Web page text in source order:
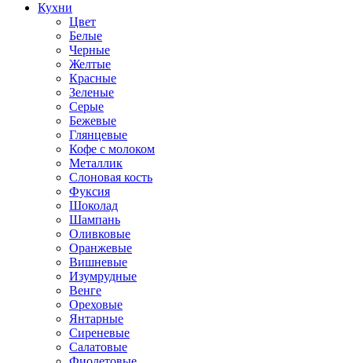
Кухни
Цвет
Белые
Черные
Желтые
Красные
Зеленые
Серые
Бежевые
Глянцевые
Кофе с молоком
Металлик
Слоновая кость
Фуксия
Шоколад
Шампань
Оливковые
Оранжевые
Вишневые
Изумрудные
Венге
Ореховые
Янтарные
Сиреневые
Салатовые